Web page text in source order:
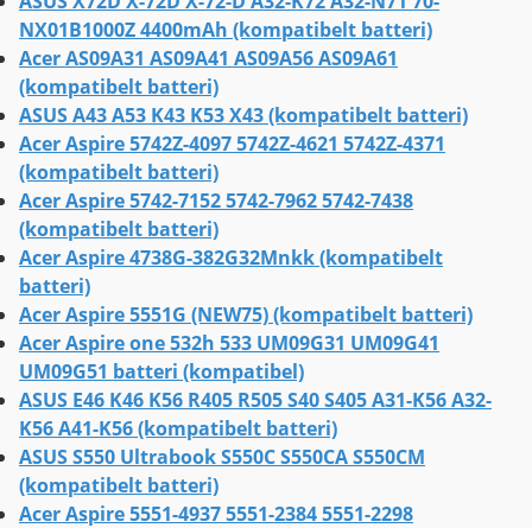
NX01B1000Z 4400mAh (kompatibelt batteri)
Acer AS09A31 AS09A41 AS09A56 AS09A61
(kompatibelt batteri)
ASUS A43 A53 K43 K53 X43 (kompatibelt batteri)
Acer Aspire 5742Z-4097 5742Z-4621 5742Z-4371
(kompatibelt batteri)
Acer Aspire 5742-7152 5742-7962 5742-7438
(kompatibelt batteri)
Acer Aspire 4738G-382G32Mnkk (kompatibelt
batteri)
Acer Aspire 5551G (NEW75) (kompatibelt batteri)
Acer Aspire one 532h 533 UM09G31 UM09G41
UM09G51 batteri (kompatibel)
ASUS E46 K46 K56 R405 R505 S40 S405 A31-K56 A32-
K56 A41-K56 (kompatibelt batteri)
ASUS S550 Ultrabook S550C S550CA S550CM
(kompatibelt batteri)
Acer Aspire 5551-4937 5551-2384 5551-2298